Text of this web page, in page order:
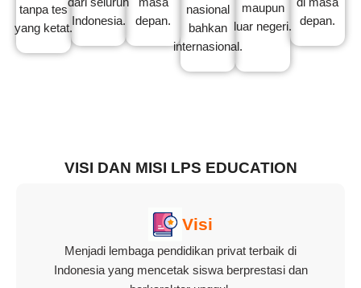
tanpa tes
yang ketat.
Indonesia.
depan.
nasional
bahkan
internasional.
maupun
luar negeri.
depan.
VISI DAN MISI LPS EDUCATION
Visi
Menjadi lembaga pendidikan privat terbaik di
Indonesia yang mencetak siswa berprestasi dan